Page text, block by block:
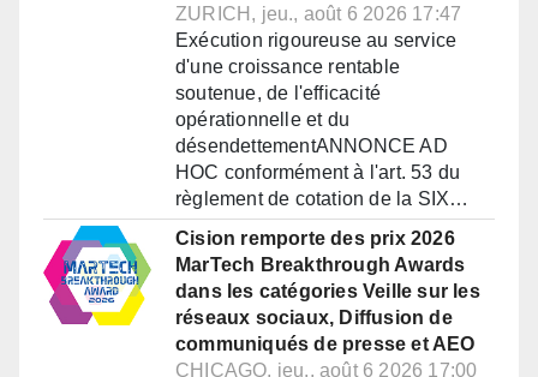
ZURICH, jeu., août 6 2026 17:47
Exécution rigoureuse au service
d'une croissance rentable
soutenue, de l'efficacité
opérationnelle et du
désendettementANNONCE AD
HOC conformément à l'art. 53 du
règlement de cotation de la SIX…
Cision remporte des prix 2026
MarTech Breakthrough Awards
dans les catégories Veille sur les
réseaux sociaux, Diffusion de
communiqués de presse et AEO
CHICAGO, jeu., août 6 2026 17:00